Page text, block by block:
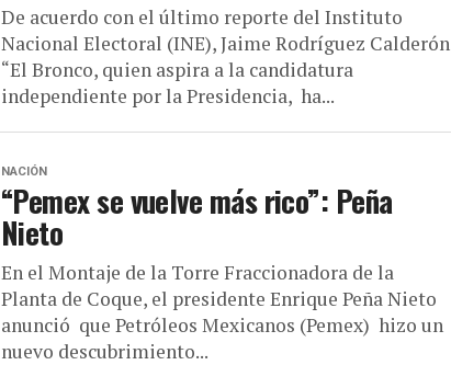
De acuerdo con el último reporte del Instituto
Nacional Electoral (INE), Jaime Rodríguez Calderón
“El Bronco, quien aspira a la candidatura
independiente por la Presidencia, ha...
NACIÓN
“Pemex se vuelve más rico”: Peña
Nieto
En el Montaje de la Torre Fraccionadora de la
Planta de Coque, el presidente Enrique Peña Nieto
anunció que Petróleos Mexicanos (Pemex) hizo un
nuevo descubrimiento...